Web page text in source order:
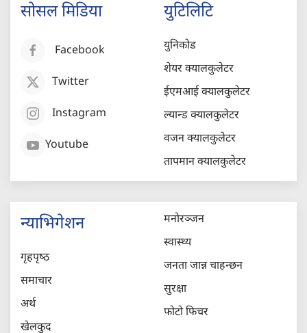
सोसल मिडिया
Facebook
Twitter
Instagram
Youtube
युटिलिटि
युनिकोड
शेयर क्यालकुलेटर
ईएमआई क्यालकुलेटर
ल्यान्ड क्यालकुलेटर
वजन क्यालकुलेटर
तापमान क्यालकुलेटर
न्याभिगेशन
गृहपृष्‍ठ
समाचार
अर्थ
खेलकुद
मनोरञ्जन
स्वास्थ्य
जनता जान्न चाहन्छन
सुरक्षा
फोटो फिचर